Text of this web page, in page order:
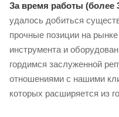
За время работы (более
удалось добиться
прочные позиции на
инструмента и
гордимся заслуженной
отношениями с нашими
которых расширяется из